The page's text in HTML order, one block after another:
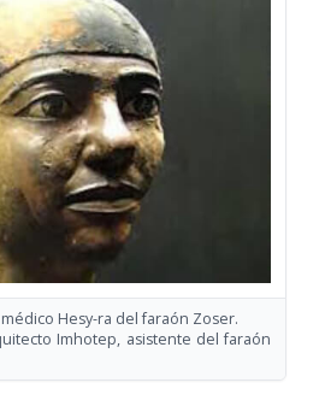
Hesy-ra del faraón Zoser.
Imhotep, asistente del faraón